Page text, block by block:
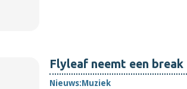
Flyleaf neemt een break
Nieuws:Muziek